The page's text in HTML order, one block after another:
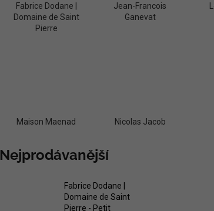
Fabrice Dodane |
Domaine de Saint
Pierre
Jean-Francois
Ganevat
Maison Maenad Nicolas Jacob
Nejprodávanější
Fabrice Dodane |
Domaine de Saint
Pierre - Petit